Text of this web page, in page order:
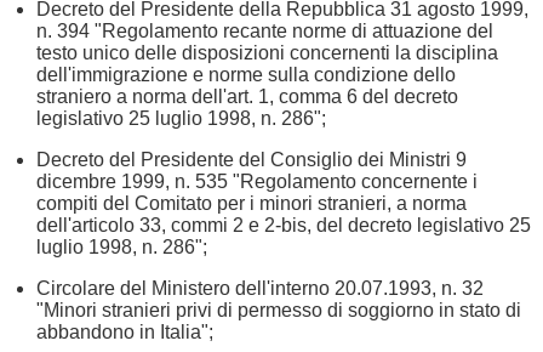
Decreto del Presidente della Repubblica 31 agosto 1999,
n. 394 "Regolamento recante norme di attuazione del
testo unico delle disposizioni concernenti la disciplina
dell'immigrazione e norme sulla condizione dello
straniero a norma dell'art. 1, comma 6 del decreto
legislativo 25 luglio 1998, n. 286";
Decreto del Presidente del Consiglio dei Ministri 9
dicembre 1999, n. 535 "Regolamento concernente i
compiti del Comitato per i minori stranieri, a norma
dell'articolo 33, commi 2 e 2-bis, del decreto legislativo 25
luglio 1998, n. 286";
Circolare del Ministero dell'interno 20.07.1993, n. 32
"Minori stranieri privi di permesso di soggiorno in stato di
abbandono in Italia";